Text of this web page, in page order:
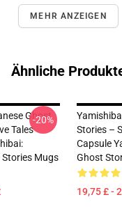
MEHR ANZEIGEN
Ähnliche
Ghost
Tales
Mugs
-20%
Stories –
Capsule
Ghost
19,75 £ -